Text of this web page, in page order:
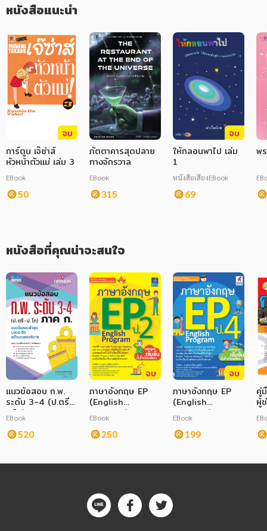
ภาษาศาสตร์
หนังสือเด็ก
การพัฒนาตนเอง
ความรู้ทั่วไป
การ์ตูนความรู้ การ์ตูน
การ์ตูนมังงะ (Manga)
หนังสือแนะนำ
จบ
การ์ตูน เจ๊ซ่าส์
หัวหน้าตัวแม่ เล่ม 3
EBook
50
ภัตตาคารสุดปลาย
ทางจักรวาล
EBook
315
จบ
ให้กลอนพาไป เล่ม
1
หนังสือเสียงEBook
69
พ
หนังสือที่คุณน่าจะสนใจ
แนวข้อสอบ ก.พ.
ระดับ 3-4 (ป.ตรี-
ป.โท) ภาค ก.
EBook
520
จบ
ภาษาอังกฤษ EP
(English
Program) ป.2
EBook
250
จบ
ภาษาอังกฤษ EP
(English
Program) ป.4
EBook
199
คู่
ผู้